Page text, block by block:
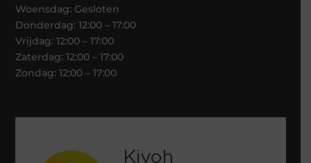
Woensdag: Gesloten
Donderdag: 12:00 – 17:00
Vrijdag: 12:00 – 17:00
Zaterdag: 12:00 – 17:00
Zondag: 12:00 – 17:00